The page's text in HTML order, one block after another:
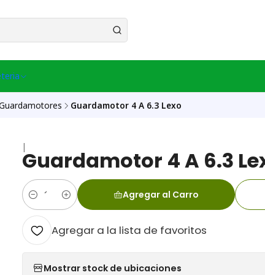
Guardamotor 4 A 6.3 Lexo
|
Guardamotor 4 A 6.3
Cantidad
Agregar al Carro
Agregar a la lista de favoritos
Mostrar stock de ubicaciones